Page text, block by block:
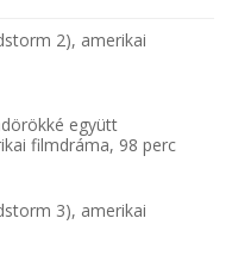
2), amerikai
együtt
filmdráma, 98 perc
3), amerikai